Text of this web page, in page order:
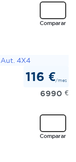
Comparar
116 €/mes
6990 €
Comparar